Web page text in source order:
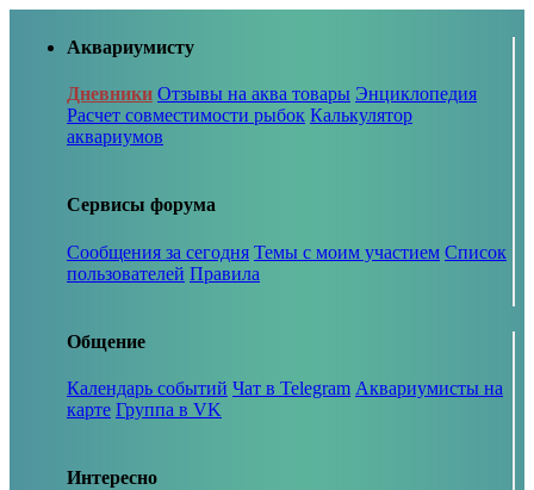
Аквариумисту
Дневники Отзывы на аква товары Энциклопедия
Расчет совместимости рыбок Калькулятор
аквариумов
Сервисы форума
Сообщения за сегодня Темы с моим участием Список
пользователей Правила
Общение
Календарь событий Чат в Telegram Аквариумисты на
карте Группа в VK
Интересно